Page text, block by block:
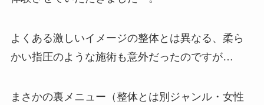
よくある激しいイメージの整体とは異なる、柔ら
かい指圧のような施術も意外だったのですが…
まさかの裏メニュー（整体とは別ジャンル・女性